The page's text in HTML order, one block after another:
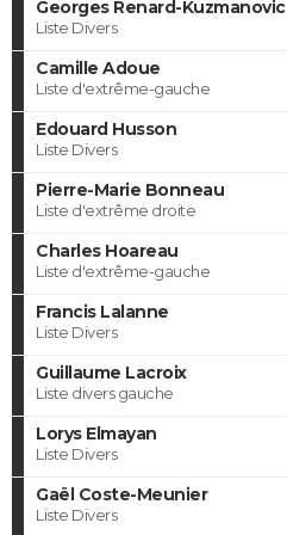
Georges Renard-Kuzmanovic
Liste Divers
Camille Adoue
Liste d'extrême-gauche
Edouard Husson
Liste Divers
Pierre-Marie Bonneau
Liste d'extrême droite
Charles Hoareau
Liste d'extrême-gauche
Francis Lalanne
Liste Divers
Guillaume Lacroix
Liste divers gauche
Lorys Elmayan
Liste Divers
Gaël Coste-Meunier
Liste Divers